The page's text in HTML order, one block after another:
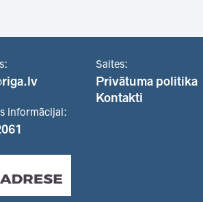
informācijai:
Saites:
Privātuma politika
Kontakti